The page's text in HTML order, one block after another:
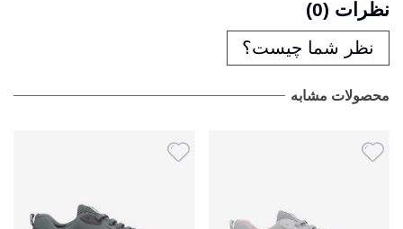
نظرات (0)
نظر شما چیست؟
محصولات مشابه